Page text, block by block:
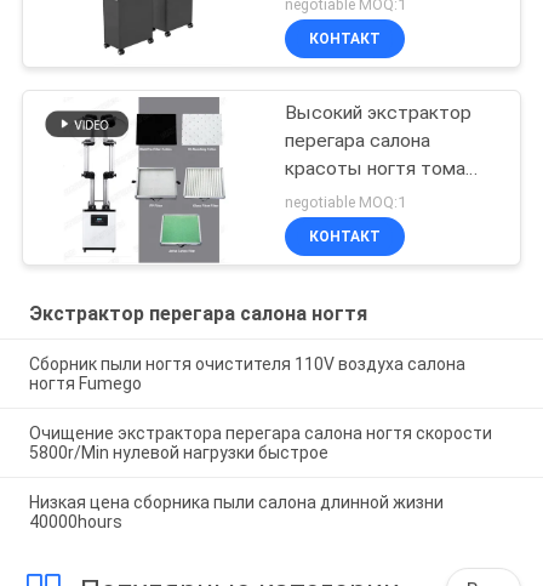
negotiable MOQ:1
КОНТАКТ
Высокий экстрактор
перегара салона
красоты ногтя тома
воздуха
negotiable MOQ:1
КОНТАКТ
Экстрактор перегара салона ногтя
Сборник пыли ногтя очистителя 110V воздуха салона
ногтя Fumego
Очищение экстрактора перегара салона ногтя скорости
5800r/Min нулевой нагрузки быстрое
Низкая цена сборника пыли салона длинной жизни
40000hours